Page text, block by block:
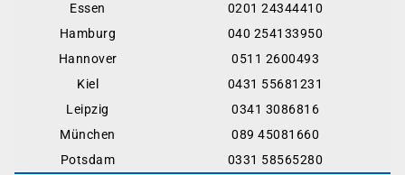
Essen
0201 24344410
Hamburg
040 254133950
Hannover
0511 2600493
Kiel
0431 55681231
Leipzig
0341 3086816
München
089 45081660
Potsdam
0331 58565280